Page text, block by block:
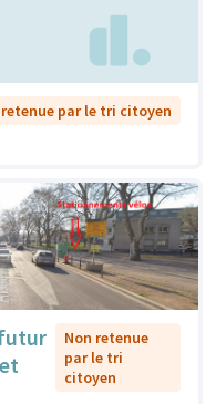
retenue par le tri citoyen
Non retenue
par le tri
citoyen